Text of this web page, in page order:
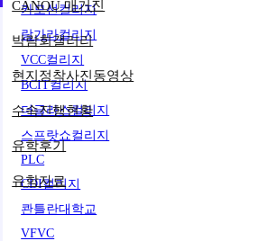
비전
CANOU 전문가 소개
프리미엄 서비스
오시는 길
어학연수 프로그램
BC 주 - 밴쿠버
IH (사립어학원,컬리지)
ILAC
ILSC (사립어학원,컬리지)
KAPLAN 국제 대학과정
SGIC (사립어학원)
TAMWOOD (사립어학원)
UVIC (대학부설)
조기유학 프로그램
BC주
노스벤쿠버교육청
웨스트벤쿠버교육청
벤쿠버교육청
버나비교육청
코퀴틀람교육청
써리교육청
랭리교육청
스쿨링 프로그램
영어캠프
Langley Summer Camp
VCC Summer Camp
델타 교육청 캠프
하이로드 스쿨링
ILSC 캠프
카모선컬리지
랑가라컬리지
VCC컬리지
BCIT컬리지
더글라스컬리지
스프랏쇼컬리지
PLC
CDI컬리지
콴틀란대학교
VFVC
CANOU 매거진
박람회갤러리
현지정착사진동영상
수속진행현황
유학후기
유학자료
녕하세요 캐노유입니다.
미래 사회를 이끌어 나갈
최우선으로 생각하겠습니다.
욕카톨릭